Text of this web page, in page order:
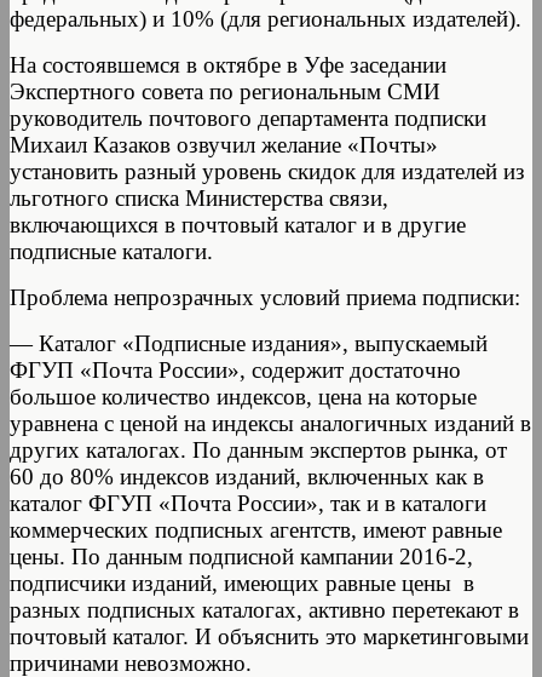
федеральных) и 10% (для региональных издателей).
На состоявшемся в октябре в Уфе заседании
Экспертного совета по региональным СМИ
руководитель почтового департамента подписки
Михаил Казаков озвучил желание «Почты»
установить разный уровень скидок для издателей из
льготного списка Министерства связи,
включающихся в почтовый каталог и в другие
подписные каталоги.
Проблема непрозрачных условий приема подписки:
— Каталог «Подписные издания», выпускаемый
ФГУП «Почта России», содержит достаточно
большое количество индексов, цена на которые
уравнена с ценой на индексы аналогичных изданий в
других каталогах. По данным экспертов рынка, от
60 до 80% индексов изданий, включенных как в
каталог ФГУП «Почта России», так и в каталоги
коммерческих подписных агентств, имеют равные
цены. По данным подписной кампании 2016-2,
подписчики изданий, имеющих равные цены в
разных подписных каталогах, активно перетекают в
почтовый каталог. И объяснить это маркетинговыми
причинами невозможно.